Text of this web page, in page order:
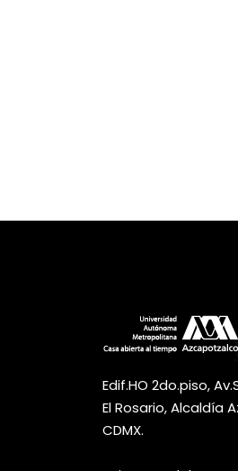
Edif.HO 2do.piso,
El Rosario, Alcaldía
CDMX.